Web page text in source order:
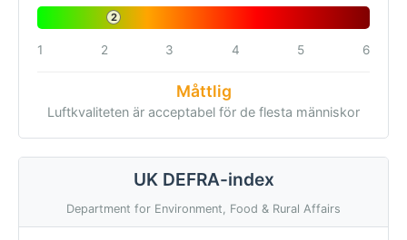
2
1 2 3 4 5 6
Måttlig
Luftkvaliteten är acceptabel för de flesta människor
UK DEFRA-index
Department for Environment, Food & Rural Affairs